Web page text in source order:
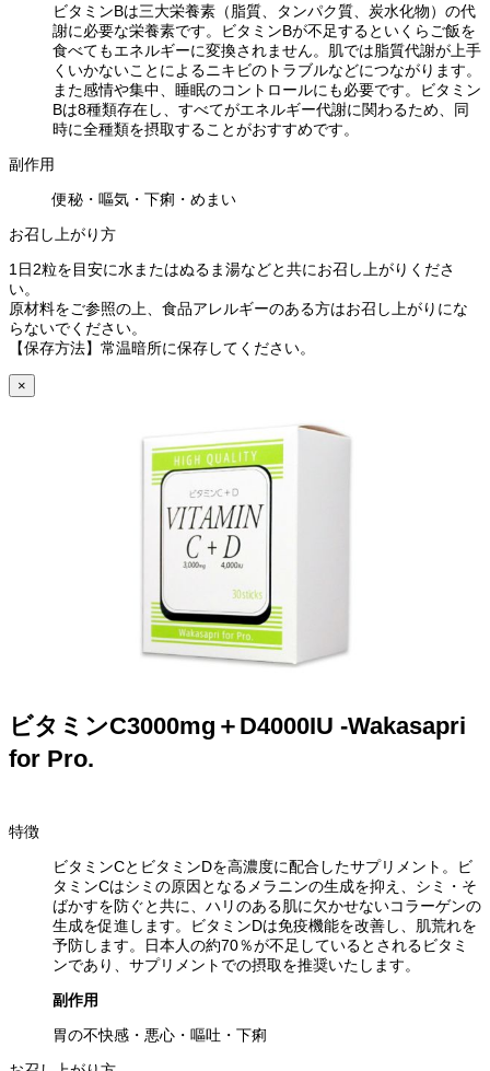
ビタミンBは三大栄養素（脂質、タンパク質、炭水化物）の代
謝に必要な栄養素です。ビタミンBが不足するといくらご飯を
食べてもエネルギーに変換されません。肌では脂質代謝が上手
くいかないことによるニキビのトラブルなどにつながります。
また感情や集中、睡眠のコントロールにも必要です。ビタミン
Bは8種類存在し、すべてがエネルギー代謝に関わるため、同
時に全種類を摂取することがおすすめです。
副作用
便秘・嘔気・下痢・めまい
お召し上がり方
1日2粒を目安に水またはぬるま湯などと共にお召し上がりくださ
い。
原材料をご参照の上、食品アレルギーのある方はお召し上がりにな
らないでください。
【保存方法】常温暗所に保存してください。
×
ビタミンC3000mg＋D4000IU -Wakasapri
for Pro.
特徴
ビタミンCとビタミンDを高濃度に配合したサプリメント。ビ
タミンCはシミの原因となるメラニンの生成を抑え、シミ・そ
ばかすを防ぐと共に、ハリのある肌に欠かせないコラーゲンの
生成を促進します。ビタミンDは免疫機能を改善し、肌荒れを
予防します。日本人の約70％が不足しているとされるビタミ
ンであり、サプリメントでの摂取を推奨いたします。
副作用
胃の不快感・悪心・嘔吐・下痢